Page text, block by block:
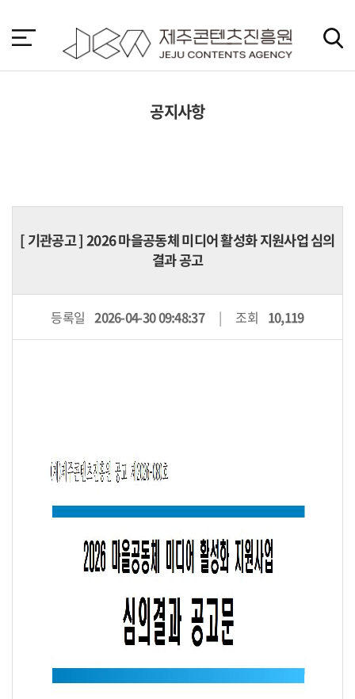
바
가
공지사항
[기관공고] 2026 마을공동체 미디어 활성화 지원사업 심의
결과 공고
등록일 2026-04-30 09:48:37 조회 10,119